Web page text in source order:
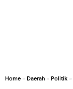
Home » Daerah » Politik »